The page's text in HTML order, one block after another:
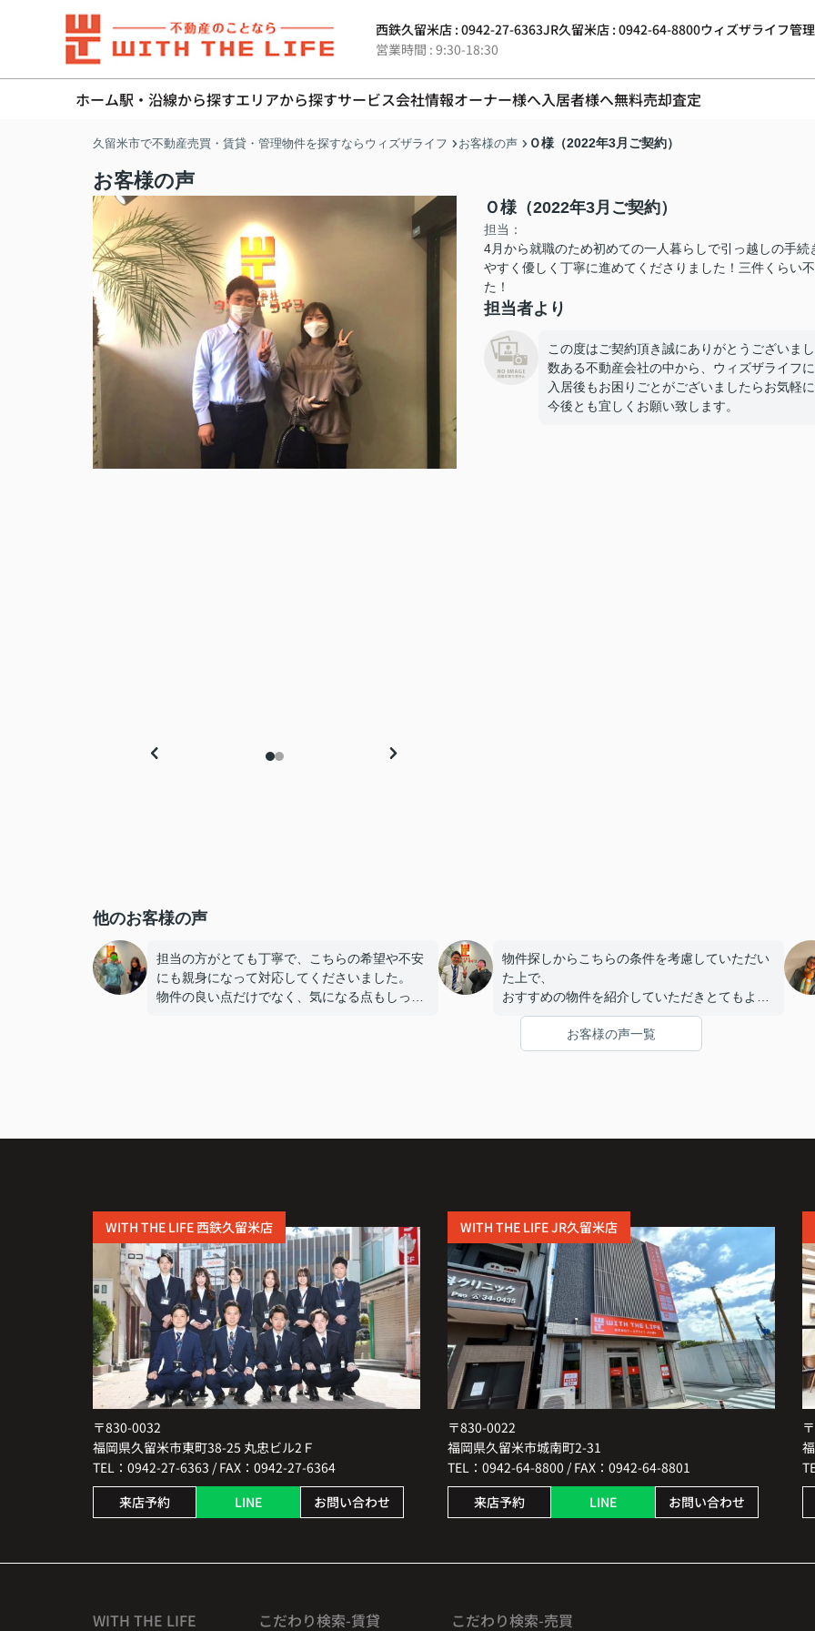
西鉄久留米店 : 0942-27-6363JR久留米店 : 0942-64-8800ウィズザライフ管
営業時間 : 9:30-18:30
ホーム駅・沿線から探すエリアから探すサービス会社情報オーナー様へ入居者様へ無料売却査定
久留米市で不動産売買・賃貸・管理物件を探すならウィズザライフ お客様の声 Ｏ様（2022年3月ご契約）
お客様の声
Ｏ様（2022年3月ご契約）
担当：
4月から就職のため初めての一人暮らしで引っ越しの手
やすく優しく丁寧に進めてくださりました！三件くらい
た！
担当者より
この度はご契約頂き誠にありがとうございまし
数ある不動産会社の中から、ウィズザライフ
入居後もお困りごとがございましたらお気軽
今後とも宜しくお願い致します。
他のお客様の声
担当の方がとても丁寧で、こちらの希望や不安
にも親身になって対応してくださいました。
物件の良い点だけでなく、気になる点もしっか
物件探しからこちらの条件を考慮していただい
た上で、
おすすめの物件を紹介していただきとてもよか
ったです。
お客様の声一覧
WITH THE LIFE 西鉄久留米店
〒830-0032
福岡県久留米市東町38-25 丸忠ビル2Ｆ
TEL：0942-27-6363 / FAX：0942-27-6364
来店予約
LINE お問い合わせ
WITH THE LIFE JR久留米店
〒830-0022
福岡県久留米市城南町2-31
TEL：0942-64-8800 / FAX：0942-64-8801
来店予約
LINE お問い合わせ
WITH THE LIFE こだわり検索-賃貸 こだわり検索-売買